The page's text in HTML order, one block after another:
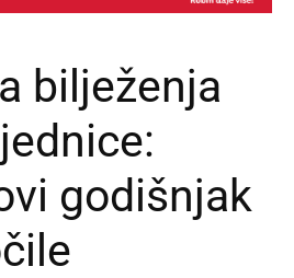
bilježenja
godišnjak